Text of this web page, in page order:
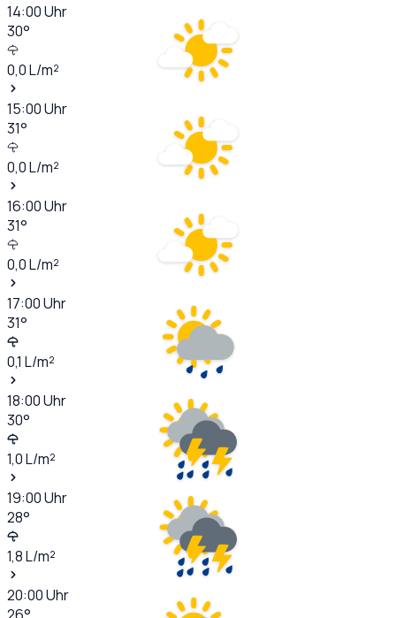
14:00Uhr
30°
0,0L/m²
15:00Uhr
31°
0,0L/m²
16:00Uhr
31°
0,0L/m²
17:00Uhr
31°
0,1 L/m²
18:00Uhr
30°
1,0L/m²
19:00Uhr
28°
1,8L/m²
20:00Uhr